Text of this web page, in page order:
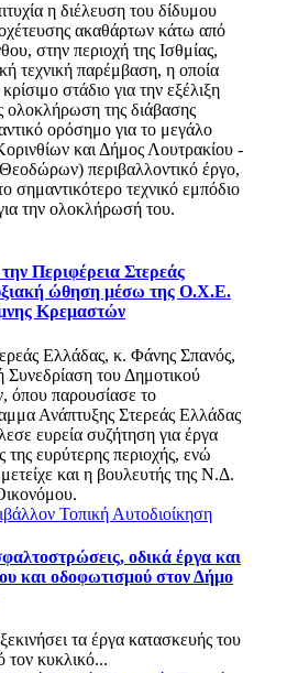
η διέλευση του δίδυμου
ακαθάρτων κάτω από
στην περιοχή της Ισθμίας,
τεχνική παρέμβαση, η οποία
στάδιο για την εξέλιξη
ολοκλήρωση της διάβασης
ορόσημο για το μεγάλο
και Δήμος Λουτρακίου -
περιβαλλοντικό έργο,
σημαντικότερο τεχνικό εμπόδιο
την ολοκλήρωσή του.
Περιφέρεια Στερεάς
ώθηση μέσω της Ο.Χ.Ε.
Κρεμαστών
Ελλάδας, κ. Φάνης Σπανός,
Συνεδρίαση του Δημοτικού
όπου παρουσίασε το
Ανάπτυξης Στερεάς Ελλάδας
ευρεία συζήτηση για έργα
της ευρύτερης περιοχής, ενώ
και η βουλευτής της Ν.Δ.
Τοπική Αυτοδιοίκηση
οδικά έργα και
και οδοφωτισμού στον Δήμο
τα έργα κατασκευής του
τον κυκλικό...